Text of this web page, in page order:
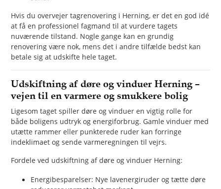
Hvis du overvejer tagrenovering i Herning, er det en god idé
at få en professionel fagmand til at vurdere tagets
nuværende tilstand. Nogle gange kan en grundig
renovering være nok, mens det i andre tilfælde bedst kan
betale sig at udskifte hele taget.
Udskiftning af døre og vinduer Herning –
vejen til en varmere og smukkere bolig
Ligesom taget spiller døre og vinduer en vigtig rolle for
både boligens udtryk og energiforbrug. Gamle vinduer med
utætte rammer eller punkterede ruder kan forringe
indeklimaet og sende varmeregningen til vejrs.
Fordele ved udskiftning af døre og vinduer Herning:
Energibesparelser: Nye lavenergiruder og tætte døre